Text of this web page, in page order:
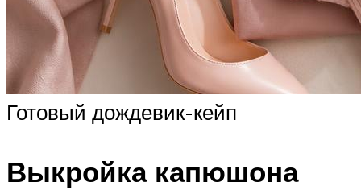
Готовый дождевик-кейп
Выкройка капюшона